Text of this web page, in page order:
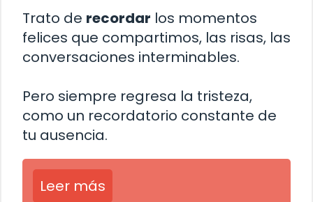
Trato de recordar los momentos
felices que compartimos, las risas, las
conversaciones interminables.
Pero siempre regresa la tristeza,
como un recordatorio constante de
tu ausencia.
Leer más